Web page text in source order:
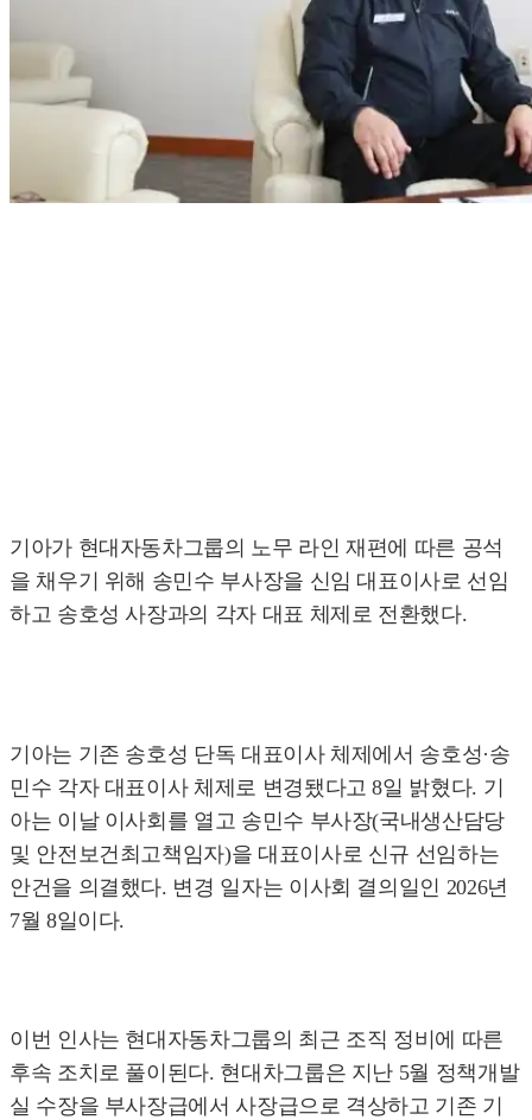
기아가 현대자동차그룹의 노무 라인 재편에 따른 공석
을 채우기 위해 송민수 부사장을 신임 대표이사로 선임
하고 송호성 사장과의 각자 대표 체제로 전환했다.
기아는 기존 송호성 단독 대표이사 체제에서 송호성·송
민수 각자 대표이사 체제로 변경됐다고 8일 밝혔다. 기
아는 이날 이사회를 열고 송민수 부사장(국내생산담당
및 안전보건최고책임자)을 대표이사로 신규 선임하는
안건을 의결했다. 변경 일자는 이사회 결의일인 2026년
7월 8일이다.
이번 인사는 현대자동차그룹의 최근 조직 정비에 따른
후속 조치로 풀이된다. 현대차그룹은 지난 5월 정책개발
실 수장을 부사장급에서 사장급으로 격상하고 기존 기